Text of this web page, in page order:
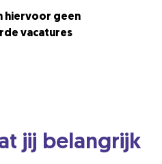
hiervoor geen
vacatures
jij belangrijk